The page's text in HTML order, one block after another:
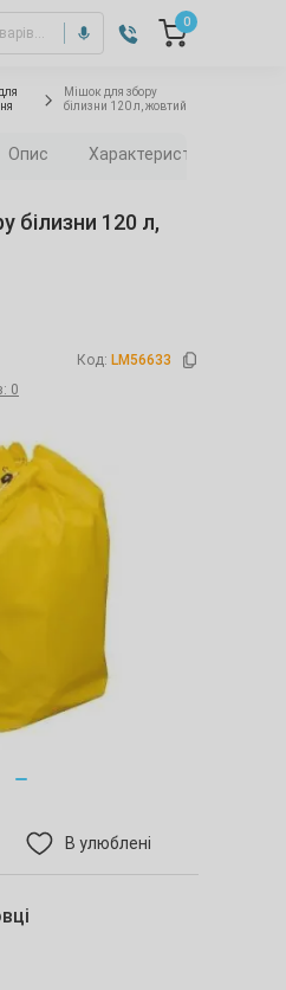
0
Мішок для збору
білизни 120 л, жовтий
Опис Характеристики
В улюблені
білизни 120 л,
Код: LM56633
0